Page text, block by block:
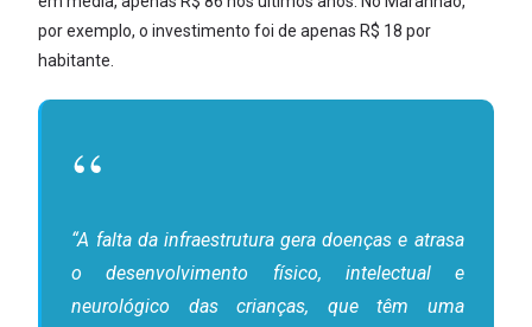
por exemplo, o investimento foi de apenas R$ 18 por
habitante.
“A falta da infraestrutura gera doenças e atrasa
o desenvolvimento físico, intelectual e
neurológico das crianças, que têm uma